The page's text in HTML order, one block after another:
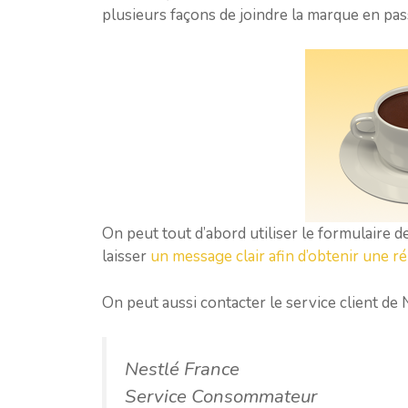
plusieurs façons de joindre la marque en
On peut tout d’abord utiliser le formulaire
laisser un message clair afin d’obtenir une
On peut aussi contacter le service client
Nestlé France
Service Consommateur